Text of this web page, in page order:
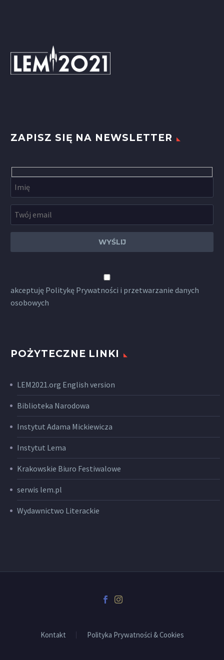
ZAPISZ SIĘ NA NEWSLETTER
akceptuję Politykę Prywatności i przetwarzanie danych
osobowych
POŻYTECZNE LINKI
LEM2021.org English version
Biblioteka Narodowa
Instytut Adama Mickiewicza
Instytut Lema
Krakowskie Biuro Festiwalowe
serwis lem.pl
Wydawnictwo Literackie
Kontakt Polityka Prywatności & Cookies